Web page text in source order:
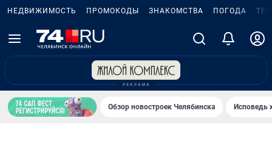
НЕДВИЖИМОСТЬ ПРОМОКОДЫ ЗНАКОМСТВА ПОГОДА
Обзор новостроек Челябинска Исповедь